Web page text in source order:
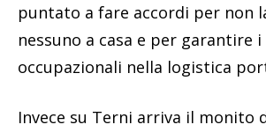
puntato a fare accordi per non
nessuno a casa e per garantire
occupazionali nella logistica
Invece su Terni arriva il monito